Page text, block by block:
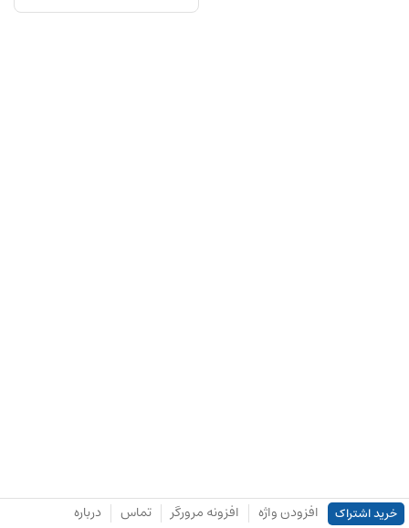
خرید اشتراک افزودن واژه افزونه مرورگر تماس درباره